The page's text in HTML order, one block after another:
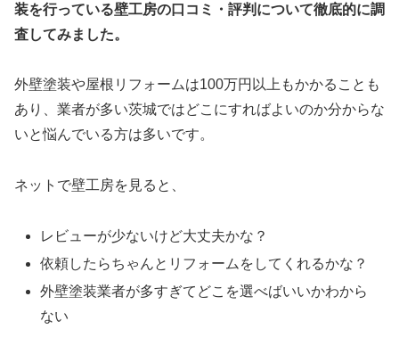
装を行っている壁工房の口コミ・評判について徹底的に調
査してみました。
外壁塗装や屋根リフォームは100万円以上もかかることも
あり、業者が多い茨城ではどこにすればよいのか分からな
いと悩んでいる方は多いです。
ネットで壁工房を見ると、
レビューが少ないけど大丈夫かな？
依頼したらちゃんとリフォームをしてくれるかな？
外壁塗装業者が多すぎてどこを選べばいいかわから
ない